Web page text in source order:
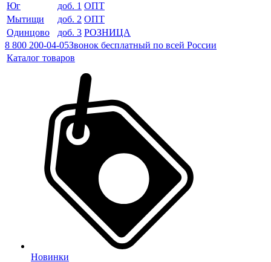
Юг
доб. 1 ОПТ
Мытищи
доб. 2 ОПТ
Одинцово
доб. 3 РОЗНИЦА
8 800 200-04-05Звонок бесплатный по всей России
Каталог товаров
Новинки